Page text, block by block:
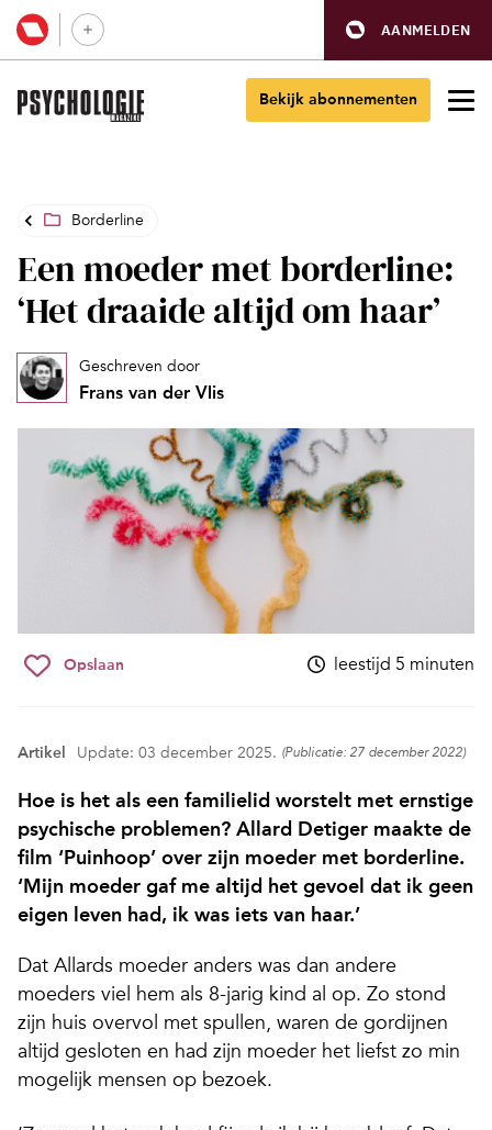
AANMELDEN
Bekijk abonnementen
Borderline
Een moeder met borderline:
‘Het draaide altijd om haar’
Geschreven door
Frans van der Vlis
Opslaan leestijd 5 minuten
Artikel Update: 03 december 2025. (Publicatie: 27 december 2022)
Hoe is het als een familielid worstelt met ernstige
psychische problemen? Allard Detiger maakte de
film ‘Puinhoop’ over zijn moeder met borderline.
‘Mijn moeder gaf me altijd het gevoel dat ik geen
eigen leven had, ik was iets van haar.’
Dat Allards moeder anders was dan andere
moeders viel hem als 8-jarig kind al op. Zo stond
zijn huis overvol met spullen, waren de gordijnen
altijd gesloten en had zijn moeder het liefst zo min
mogelijk mensen op bezoek.